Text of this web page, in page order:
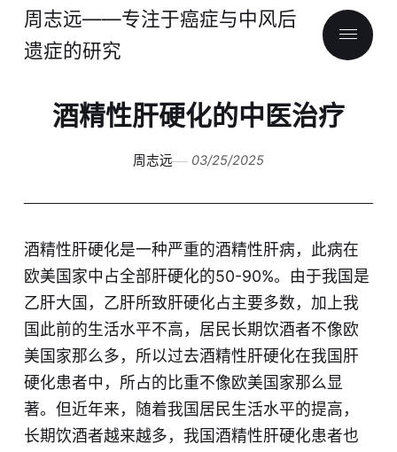
周志远——专注于癌症与中风后
遗症的研究
酒精性肝硬化的中医治疗
周志远 03/25/2025
酒精性肝硬化是一种严重的酒精性肝病，此病在
欧美国家中占全部肝硬化的50-90%。由于我国是
乙肝大国，乙肝所致肝硬化占主要多数，加上我
国此前的生活水平不高，居民长期饮酒者不像欧
美国家那么多，所以过去酒精性肝硬化在我国肝
硬化患者中，所占的比重不像欧美国家那么显
著。但近年来，随着我国居民生活水平的提高，
长期饮酒者越来越多，我国酒精性肝硬化患者也